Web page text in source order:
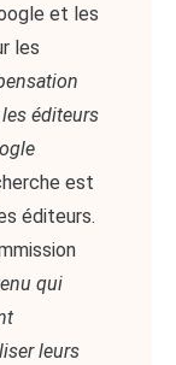
et les
les
éditeurs
est
éditeurs.
qui
leurs